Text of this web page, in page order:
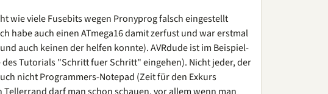
wie viele Fusebits wegen Pronyprog falsch eingestellt
habe auch einen ATmega16 damit zerfust und war erstmal
auch keinen der helfen konnte). AVRdude ist im Beispiel-
Tutorials "Schritt fuer Schritt" eingehen). Nicht jeder, der
nicht Programmers-Notepad (Zeit für den Exkurs
darf man schon schauen, vor allem wenn man